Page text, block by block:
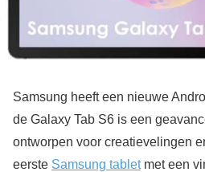
Samsung heeft een nieuwe
de Galaxy Tab S6 is een
ontworpen voor creatievelingen
eerste Samsung tabletmet een